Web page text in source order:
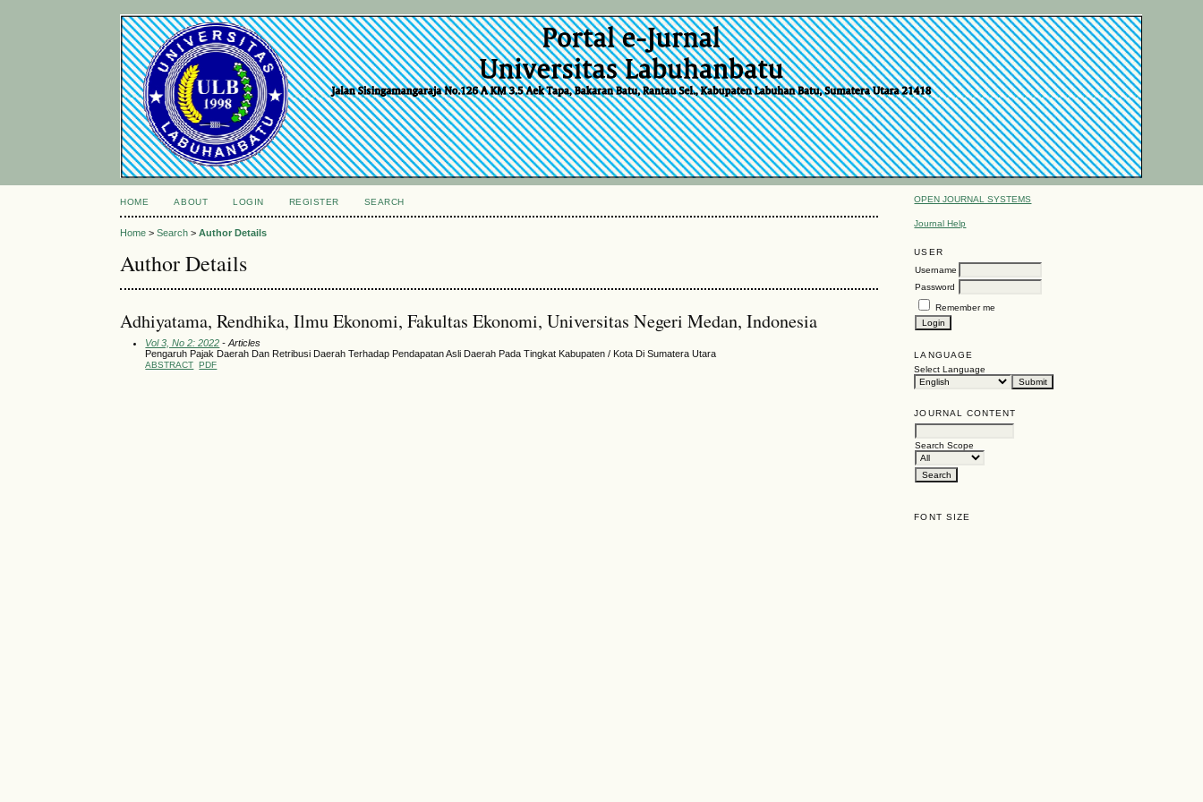
OPEN JOURNAL SYSTEMS
Journal Help
USER
Username
Password
Remember me
LANGUAGE
Select Language
JOURNAL CONTENT
Search Scope
FONT SIZE
HOME ABOUT LOGIN REGISTER SEARCH
Home >Search >Author Details
Author Details
Adhiyatama, Rendhika, Ilmu Ekonomi, Fakultas Ekonomi, Universitas Negeri Medan, Indonesia
Vol 3, No 2: 2022 - Articles
Pengaruh Pajak Daerah Dan Retribusi Daerah Terhadap Pendapatan Asli Daerah Pada Tingkat Kabupaten / Kota Di Sumatera Utara
ABSTRACT PDF